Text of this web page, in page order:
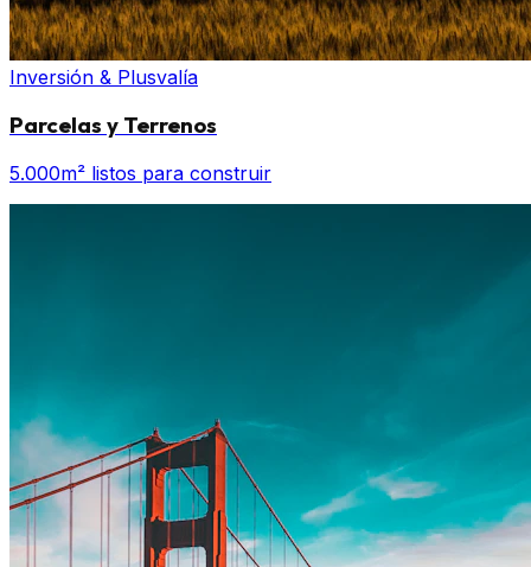
Inversión & Plusvalía
Parcelas y Terrenos
5.000m² listos para construir